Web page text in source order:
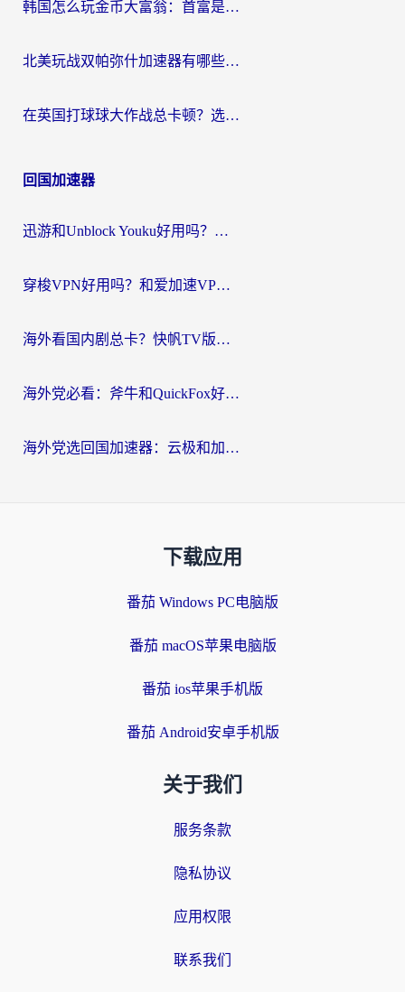
韩国怎么玩金币大富翁：首富是谁？海外党国服游戏加速全攻略
北美玩战双帕弥什加速器有哪些？海外党亲测好用的国服加速指南
在英国打球球大作战总卡顿？选对加速器让你告别延迟（附实测攻略）
回国加速器
迅游和Unblock Youku好用吗？海外党亲测：3个维度教你选对回国加速器
穿梭VPN好用吗？和爱加速VPN对比哪个回国效果更好？海外党必看的实用指南
海外看国内剧总卡？快帆TV版VPN好用吗？和海牛VPN对比哪个回国效果更好？
海外党必看：斧牛和QuickFox好用吗？3步选对回国加速器，无缝刷国内剧玩游戏
海外党选回国加速器：云极和加速喵哪个好？附3款热门工具实测对比
下载应用
番茄 Windows PC电脑版
番茄 macOS苹果电脑版
番茄 ios苹果手机版
番茄 Android安卓手机版
关于我们
服务条款
隐私协议
应用权限
联系我们